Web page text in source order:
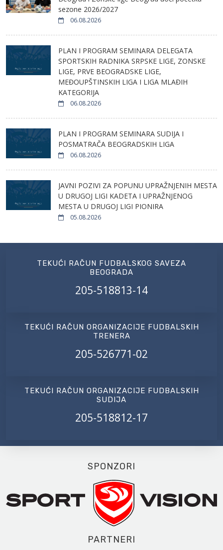
sezone 2026/2027
06.08.2026
PLAN I PROGRAM SEMINARA DELEGATA
SPORTSKIH RADNIKA SRPSKE LIGE, ZONSKE
LIGE, PRVE BEOGRADSKE LIGE,
MEĐOUPŠTINSKIH LIGA I LIGA MLAĐIH
KATEGORIJA
06.08.2026
PLAN I PROGRAM SEMINARA SUDIJA I
POSMATRAČA BEOGRADSKIH LIGA
06.08.2026
JAVNI POZIVI ZA POPUNU UPRAŽNJENIH MESTA
U DRUGOJ LIGI KADETA I UPRAŽNJENOG
MESTA U DRUGOJ LIGI PIONIRA
05.08.2026
TEKUĆI RAČUN FUDBALSKOG SAVEZA
BEOGRADA
205-518813-14
TEKUĆI RAČUN ORGANIZACIJE FUDBALSKIH
TRENERA
205-526771-02
TEKUĆI RAČUN ORGANIZACIJE FUDBALSKIH
SUDIJA
205-518812-17
SPONZORI
PARTNERI